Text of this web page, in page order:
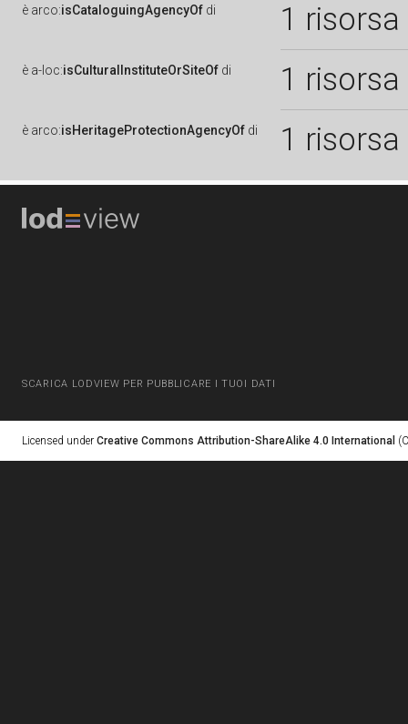
è arco:isCataloguingAgencyOf di 1 risorsa
è a-loc:isCulturalInstituteOrSiteOf di 1 risorsa
è arco:isHeritageProtectionAgencyOf di 1 risorsa
SCARICA LODVIEW PER PUBBLICARE I TUOI DATI
Licensed under Creative Commons Attribution-ShareAlike 4.0 International